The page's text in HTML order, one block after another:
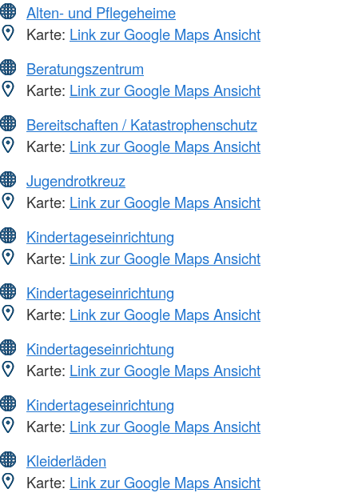
Alten- und Pflegeheime
Karte: Link zur Google Maps Ansicht
Beratungszentrum
Karte: Link zur Google Maps Ansicht
Bereitschaften / Katastrophenschutz
Karte: Link zur Google Maps Ansicht
Jugendrotkreuz
Karte: Link zur Google Maps Ansicht
Kindertageseinrichtung
Karte: Link zur Google Maps Ansicht
Kindertageseinrichtung
Karte: Link zur Google Maps Ansicht
Kindertageseinrichtung
Karte: Link zur Google Maps Ansicht
Kindertageseinrichtung
Karte: Link zur Google Maps Ansicht
Kleiderläden
Karte: Link zur Google Maps Ansicht